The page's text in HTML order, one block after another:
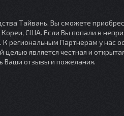
Тайвань. Вы сможете
Кореи, США. Если Вы попали в
К региональным Партнерам у нас
является честная и
Ваши отзывы и пожелания.